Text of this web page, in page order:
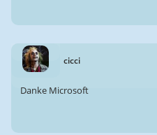
cicci
Danke Microsoft